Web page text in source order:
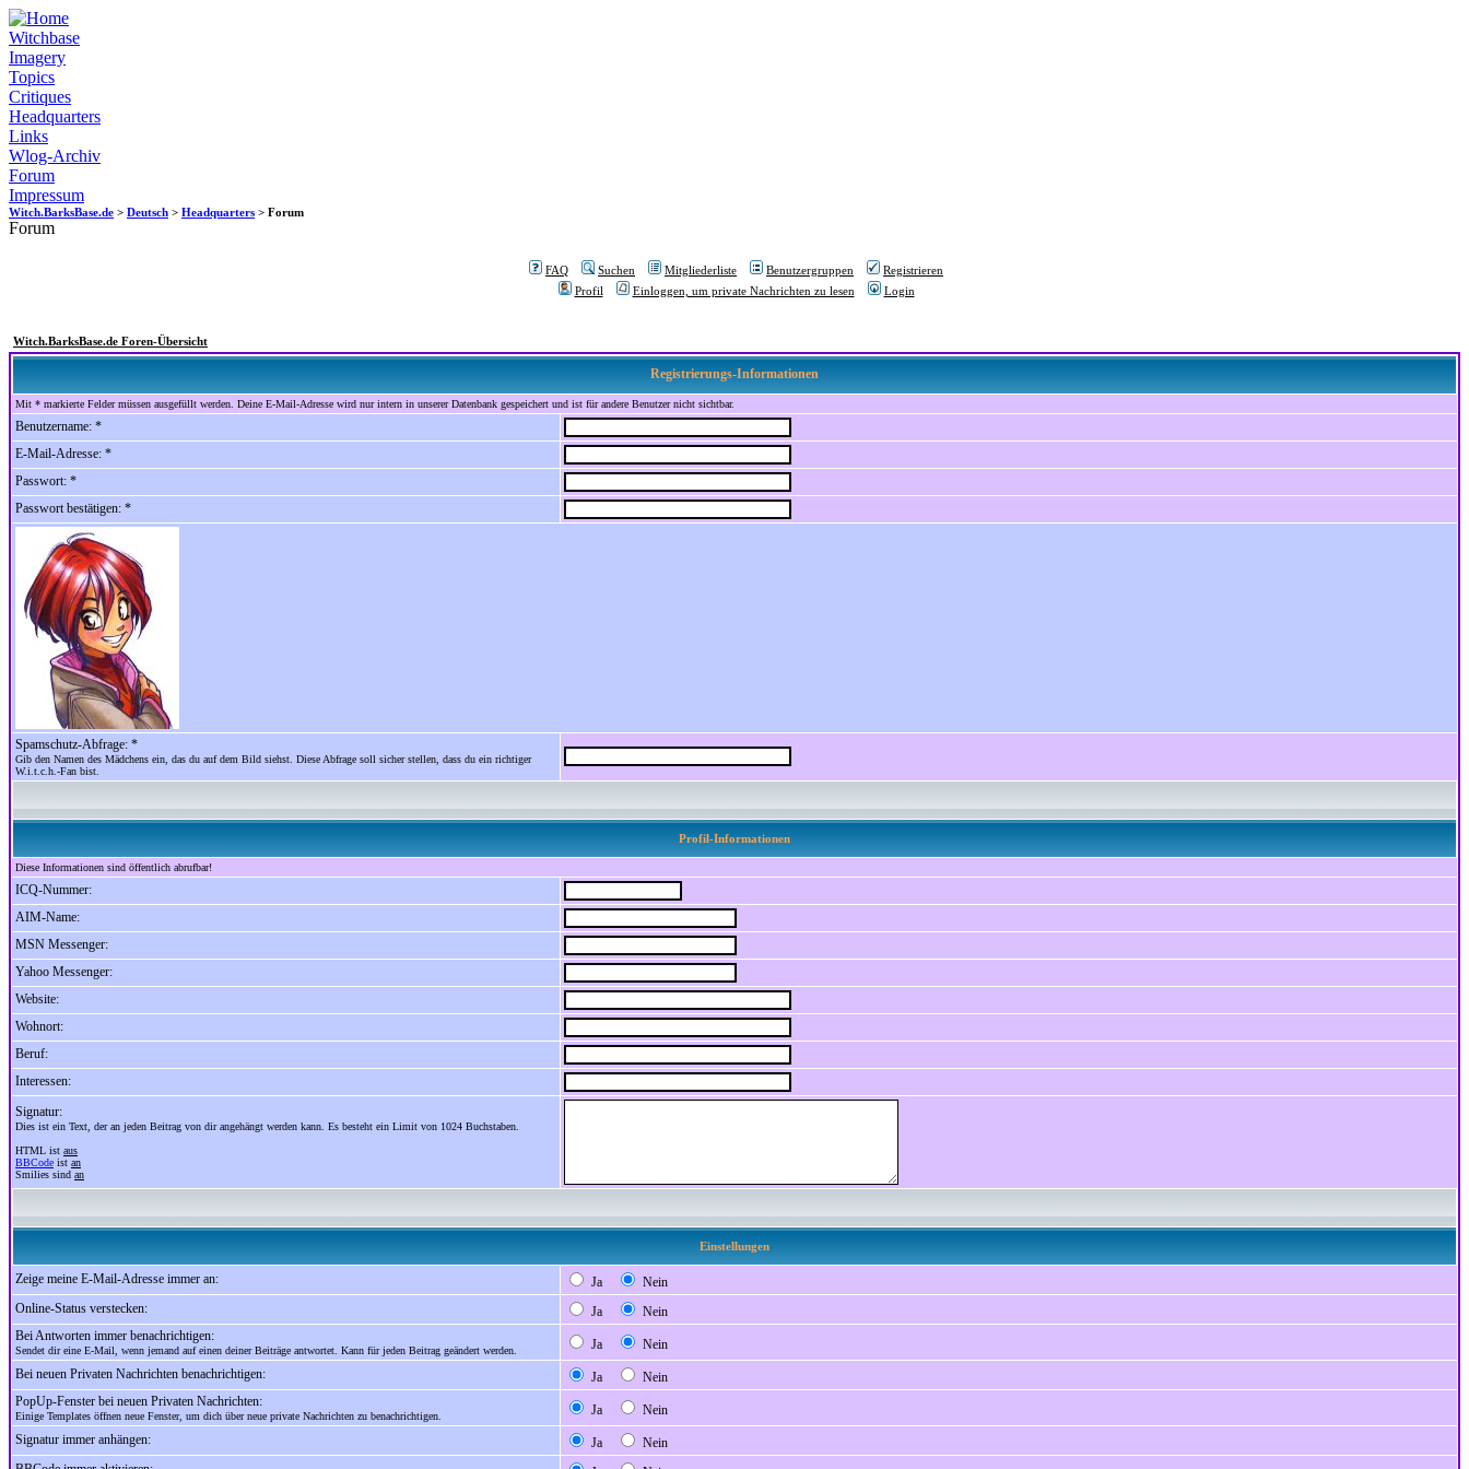
Witchbase
Imagery
Topics
Critiques
Headquarters
Links
Wlog-Archiv
Forum
Impressum
Witch.BarksBase.de > Deutsch > Headquarters > Forum
Forum
FAQ Suchen Mitgliederliste Benutzergruppen
Registrieren
Profil
Einloggen, um private Nachrichten zu lesen Login
Witch.BarksBase.de Foren-Übersicht
Registrierungs-Informationen
Mit * markierte Felder müssen ausgefüllt werden. Deine E-Mail-Adresse wird nur intern in unserer Datenbank gespeichert und ist für andere Benutzer nicht sichtbar.
Benutzername: *
E-Mail-Adresse: *
Passwort: *
Passwort bestätigen: *
Spamschutz-Abfrage: *
Gib den Namen des Mädchens ein, das du auf dem Bild siehst. Diese Abfrage soll sicher stellen, dass du ein richtiger
W.i.t.c.h.-Fan bist.
Profil-Informationen
Diese Informationen sind öffentlich abrufbar!
ICQ-Nummer:
AIM-Name:
MSN Messenger:
Yahoo Messenger:
Website:
Wohnort:
Beruf:
Interessen:
Signatur:
Dies ist ein Text, der an jeden Beitrag von dir angehängt werden kann. Es besteht ein Limit von 1024 Buchstaben.
HTML ist aus
BBCode ist an
Smilies sind an
Einstellungen
Zeige meine E-Mail-Adresse immer an: Ja
Nein
Online-Status verstecken:
Ja
Nein
Bei Antworten immer benachrichtigen:
Sendet dir eine E-Mail, wenn jemand auf einen deiner Beiträge antwortet. Kann für jeden Beitrag geändert werden. Ja
Nein
Bei neuen Privaten Nachrichten benachrichtigen:
Ja
Nein
PopUp-Fenster bei neuen Privaten Nachrichten:
Einige Templates öffnen neue Fenster, um dich über neue private Nachrichten zu benachrichtigen. Ja
Nein
Signatur immer anhängen:
Ja
Nein